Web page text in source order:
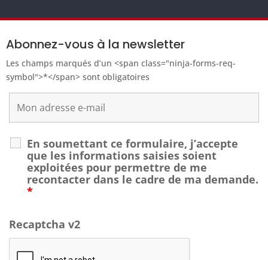
Abonnez-vous à la newsletter
Les champs marqués d’un <span class="ninja-forms-req-
symbol">*</span> sont obligatoires
En soumettant ce formulaire, j’accepte
que les informations saisies soient
exploitées pour permettre de me
recontacter dans le cadre de ma demande.
*
Recaptcha v2